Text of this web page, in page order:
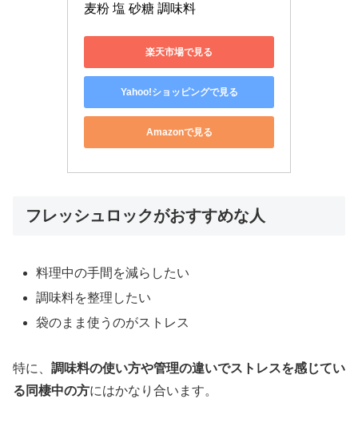
麦粉 塩 砂糖 調味料
楽天市場で見る
Yahoo!ショッピングで見る
Amazonで見る
フレッシュロックがおすすめな人
料理中の手間を減らしたい
調味料を整理したい
袋のまま使うのがストレス
特に、 調味料の使い方や管理の違いでストレスを感じてい
る同棲中の方にはかなり合います。